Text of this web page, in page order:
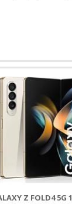
Z FOLD4 5G